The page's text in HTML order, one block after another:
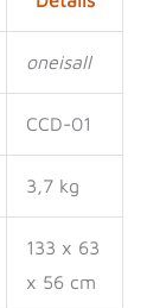
siège,
vous
de
une
de
oneisall
CCD-01
3,7 kg
133 x 63
x 56 cm